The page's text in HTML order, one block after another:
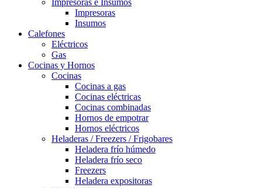
Impresoras e Insumos
Impresoras
Insumos
Calefones
Eléctricos
Gas
Cocinas y Hornos
Cocinas
Cocinas a gas
Cocinas eléctricas
Cocinas combinadas
Hornos de empotrar
Hornos eléctricos
Heladeras / Freezers / Frigobares
Heladera frío húmedo
Heladera frío seco
Freezers
Heladera expositoras